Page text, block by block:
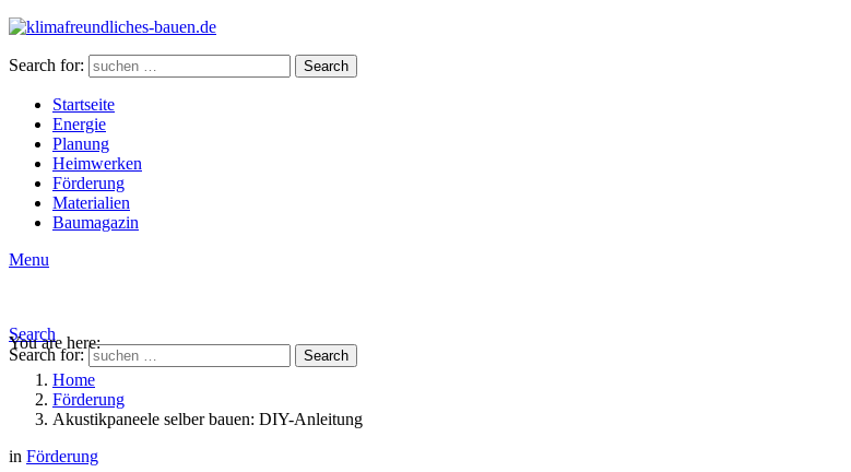
Search for: Search
Startseite
Energie
Planung
Heimwerken
Förderung
Materialien
Baumagazin
Menu
Search
Search for:
Search
You are here:
Home
Förderung
Akustikpaneele selber bauen: DIY-Anleitung
in Förderung